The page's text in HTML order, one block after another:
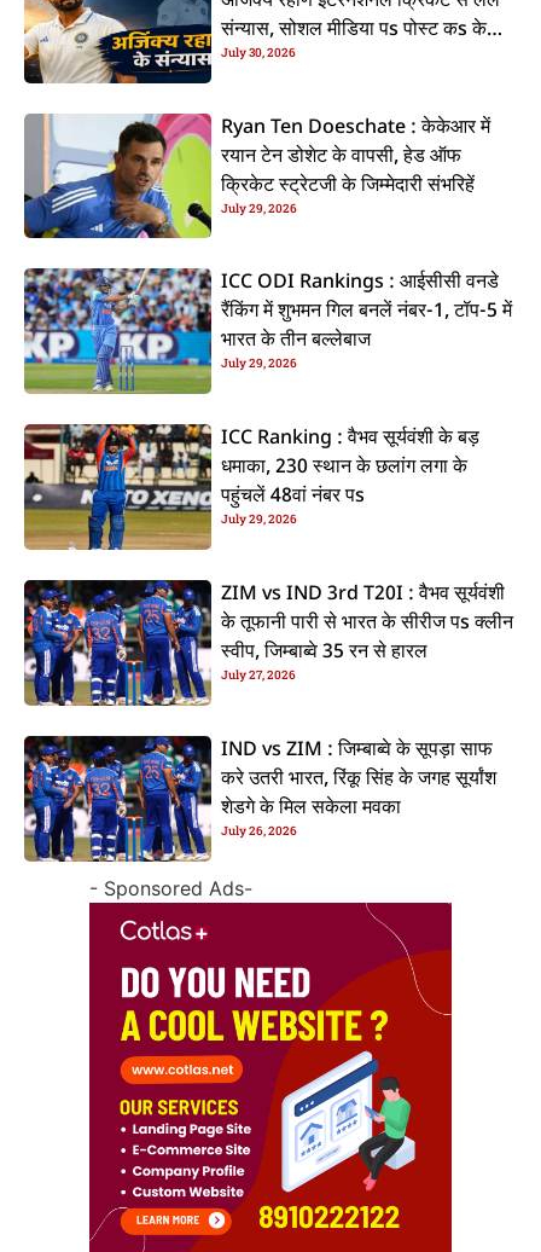
संन्यास, सोशल मीडिया पs पोस्ट कs के
कइलें एलान
July 30, 2026
Ryan Ten Doeschate : केकेआर में
रयान टेन डोशेट के वापसी, हेड ऑफ
क्रिकेट स्ट्रेटजी के जिम्मेदारी संभरिहें
July 29, 2026
ICC ODI Rankings : आईसीसी वनडे
रैंकिंग में शुभमन गिल बनलें नंबर-1, टॉप-5 में
भारत के तीन बल्लेबाज
July 29, 2026
ICC Ranking : वैभव सूर्यवंशी के बड़
धमाका, 230 स्थान के छलांग लगा के
पहुंचलें 48वां नंबर पs
July 29, 2026
ZIM vs IND 3rd T20I : वैभव सूर्यवंशी
के तूफानी पारी से भारत के सीरीज पs क्लीन
स्वीप, जिम्बाब्वे 35 रन से हारल
July 27, 2026
IND vs ZIM : जिम्बाब्वे के सूपड़ा साफ
करे उतरी भारत, रिंकू सिंह के जगह सूर्यांश
शेडगे के मिल सकेला मवका
July 26, 2026
- Sponsored Ads-